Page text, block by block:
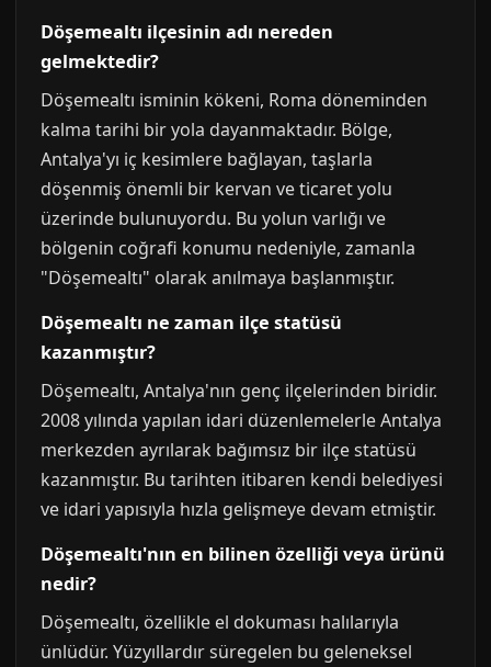
Döşemealtı ilçesinin adı nereden
gelmektedir?
Döşemealtı isminin kökeni, Roma döneminden
kalma tarihi bir yola dayanmaktadır. Bölge,
Antalya'yı iç kesimlere bağlayan, taşlarla
döşenmiş önemli bir kervan ve ticaret yolu
üzerinde bulunuyordu. Bu yolun varlığı ve
bölgenin coğrafi konumu nedeniyle, zamanla
"Döşemealtı" olarak anılmaya başlanmıştır.
Döşemealtı ne zaman ilçe statüsü
kazanmıştır?
Döşemealtı, Antalya'nın genç ilçelerinden biridir.
2008 yılında yapılan idari düzenlemelerle Antalya
merkezden ayrılarak bağımsız bir ilçe statüsü
kazanmıştır. Bu tarihten itibaren kendi belediyesi
ve idari yapısıyla hızla gelişmeye devam etmiştir.
Döşemealtı'nın en bilinen özelliği veya ürünü
nedir?
Döşemealtı, özellikle el dokuması halılarıyla
ünlüdür. Yüzyıllardır süregelen bu geleneksel